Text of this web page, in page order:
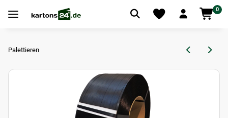
0
Palettieren